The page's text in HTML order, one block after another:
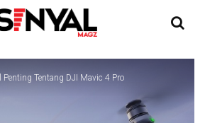
Penting Tentang DJI Mavic 4 Pro